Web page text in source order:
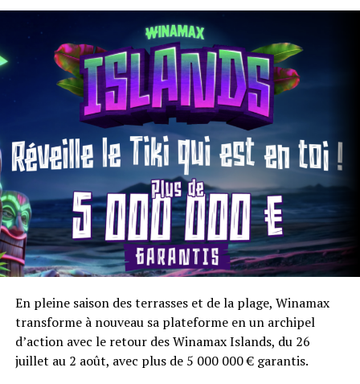
plateau décrocheront leur qualification directe pour un
des deux grands tournois finaux City of Gold – Final
100K. Deux éditions freeroll, qui se tiendront les lundi
17 et mardi 18 août à 20h30, avec 100 000 € garantis sur
chacune d’entre elles, soit un total de 200 000 € offerts
lors de ces deux soirées d’exception.
En pleine saison des terrasses et de la plage, Winamax
transforme à nouveau sa plateforme en un archipel
d’action avec le retour des Winamax Islands, du 26
juillet au 2 août, avec plus de 5 000 000 € garantis.